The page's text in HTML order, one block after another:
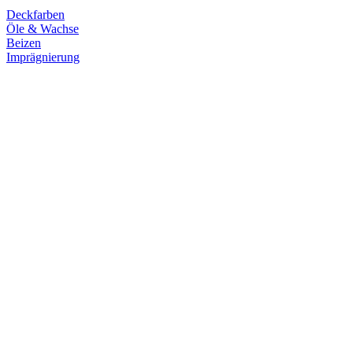
Deckfarben
Öle & Wachse
Beizen
Imprägnierung